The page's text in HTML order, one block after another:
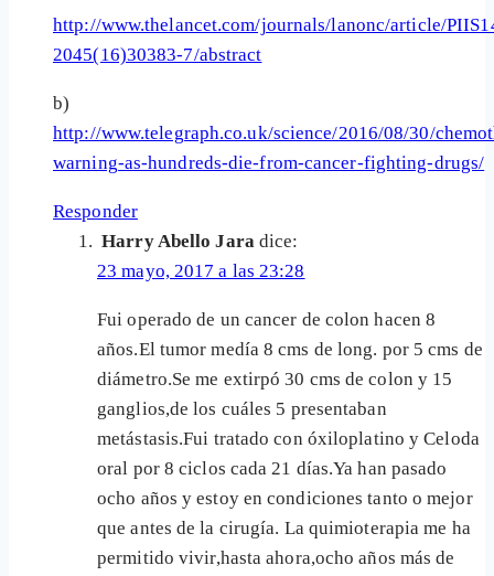
http://www.thelancet.com/journals/lanonc/article/
2045(16)30383-7/abstract
b)
http://www.telegraph.co.uk/science/2016/08/30/
warning-as-hundreds-die-from-cancer-fighting-drugs/
Responder
Harry Abello Jara dice:
23 mayo, 2017 a las 23:28
Fui operado de un cancer de colon hacen 8
años.El tumor medía 8 cms de long. por 5 cms de
diámetro.Se me extirpó 30 cms de colon y 15
ganglios,de los cuáles 5 presentaban
metástasis.Fui tratado con óxiloplatino y Celoda
oral por 8 ciclos cada 21 días.Ya han pasado
ocho años y estoy en condiciones tanto o mejor
que antes de la cirugía. La quimioterapia me ha
permitido vivir,hasta ahora,ocho años más de